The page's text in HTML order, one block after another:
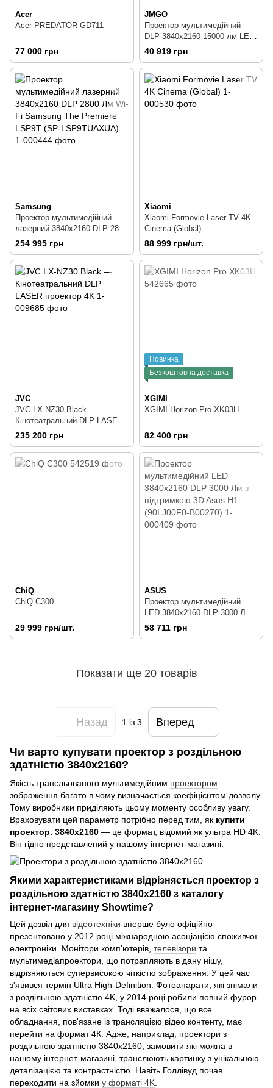
Acer
Acer PREDATOR GD711
77 000 грн
JMGO
Проектор мультимедійний
DLP 3840x2160 15000 лм LED
Wi-Fi підтримка 3D AirPlay
JMGO X3
40 919 грн
Samsung
Проектор мультимедійний
лазерний 3840х2160 DLP 2800
Лм Wi-Fi Samsung The
Premiere LSP9T (SP-
LSP9TUAXUA)
254 995 грн
Xiaomi
Xiaomi Formovie Laser TV 4K
Cinema (Global)
88 999 грн/шт.
JVC
JVC LX-NZ30 Black —
Кінотеатральний DLP LASER
проектор 4K
235 200 грн
Новинка
Безкоштовна доставка
XGIMI
XGIMI Horizon Pro XK03H
82 400 грн
ChiQ
ChiQ C300
29 999 грн/шт.
ASUS
Проектор мультимедійний
LED 3840x2160 DLP 3000 Лм з
підтримкою 3D Asus H1
(90LJ00F0-B00270)
58 711 грн
Показати ще 20 товарів
Назад 1 із 3 Вперед
Чи варто купувати проектор з роздільною
здатністю 3840x2160?
Якість трансльованого мультимедійним проектором
зображення багато в чому визначається коефіцієнтом дозволу.
Тому виробники приділяють цьому моменту особливу увагу.
Враховувати цей параметр потрібно перед тим, як купити
проектор. 3840x2160 — це формат, відомий як ультра HD 4K.
Він гідно представлений у нашому інтернет-магазині.
Якими характеристиками відрізняється проектор з
роздільною здатністю 3840x2160 з каталогу
інтернет-магазину Showtime?
Цей дозвіл для відеотехніки вперше було офіційно
презентовано у 2012 році міжнародною асоціацією споживчої
електроніки. Монітори комп'ютерів, телевізори та
мультимедіапроектори, що потрапляють в дану нішу,
відрізняються супервисокою чіткістю зображення. У цей час
з'явився термін Ultra High-Definition. Фотоапарати, які знімали
з роздільною здатністю 4K, у 2014 році робили повний фурор
на всіх світових виставках. Тоді вважалося, що все
обладнання, пов'язане із трансляцією відео контенту, має
перейти на формат 4К. Адже, наприклад, проектори з
роздільною здатністю 3840x2160, замовити які можна в
нашому інтернет-магазині, транслюють картинку з унікальною
деталізацією та контрастністю. Навіть Голлівуд почав
переходити на зйомки у форматі 4K